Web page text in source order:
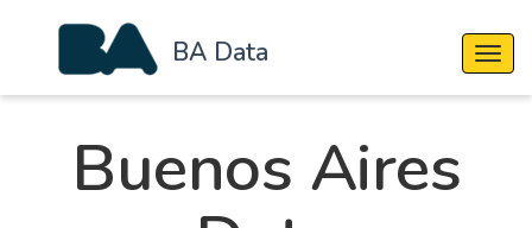
BA Data
Buenos Aires